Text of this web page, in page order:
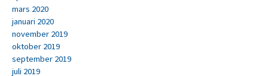
mars 2020
januari 2020
november 2019
oktober 2019
september 2019
juli 2019